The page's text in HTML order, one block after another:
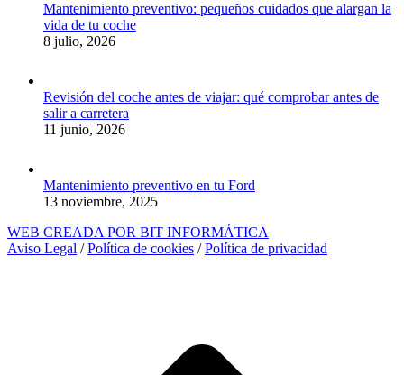
Mantenimiento preventivo: pequeños cuidados que alargan la
vida de tu coche
8 julio, 2026
Revisión del coche antes de viajar: qué comprobar antes de
salir a carretera
11 junio, 2026
Mantenimiento preventivo en tu Ford
13 noviembre, 2025
WEB CREADA POR BIT INFORMÁTICA
Aviso Legal /Política de cookies /Política de privacidad